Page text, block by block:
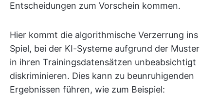
Entscheidungen zum Vorschein kommen.
Hier kommt die algorithmische Verzerrung ins
Spiel, bei der KI-Systeme aufgrund der Muster
in ihren Trainingsdatensätzen unbeabsichtigt
diskriminieren. Dies kann zu beunruhigenden
Ergebnissen führen, wie zum Beispiel: